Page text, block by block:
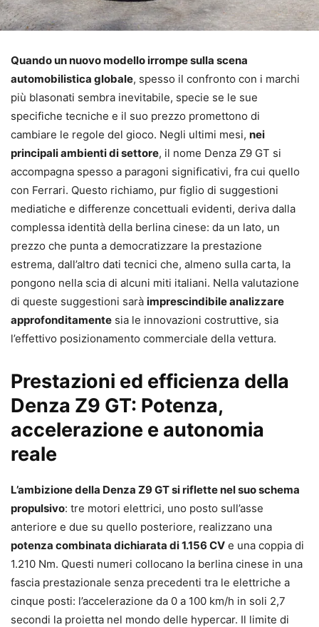
Quando un nuovo modello irrompe sulla scena
automobilistica globale, spesso il confronto con i marchi
più blasonati sembra inevitabile, specie se le sue
specifiche tecniche e il suo prezzo promettono di
cambiare le regole del gioco. Negli ultimi mesi, nei
principali ambienti di settore, il nome Denza Z9 GT si
accompagna spesso a paragoni significativi, fra cui quello
con Ferrari. Questo richiamo, pur figlio di suggestioni
mediatiche e differenze concettuali evidenti, deriva dalla
complessa identità della berlina cinese: da un lato, un
prezzo che punta a democratizzare la prestazione
estrema, dall’altro dati tecnici che, almeno sulla carta, la
pongono nella scia di alcuni miti italiani. Nella valutazione
di queste suggestioni sarà imprescindibile analizzare
approfonditamente sia le innovazioni costruttive, sia
l’effettivo posizionamento commerciale della vettura.
Prestazioni ed efficienza della
Denza Z9 GT: Potenza,
accelerazione e autonomia
reale
L’ambizione della Denza Z9 GT si riflette nel suo schema
propulsivo: tre motori elettrici, uno posto sull’asse
anteriore e due su quello posteriore, realizzano una
potenza combinata dichiarata di 1.156 CV e una coppia di
1.210 Nm. Questi numeri collocano la berlina cinese in una
fascia prestazionale senza precedenti tra le elettriche a
cinque posti: l’accelerazione da 0 a 100 km/h in soli 2,7
secondi la proietta nel mondo delle hypercar. Il limite di